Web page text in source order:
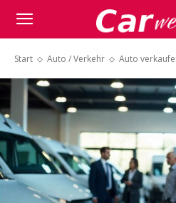
Carwebnews.com
Start Auto / Verkehr Auto